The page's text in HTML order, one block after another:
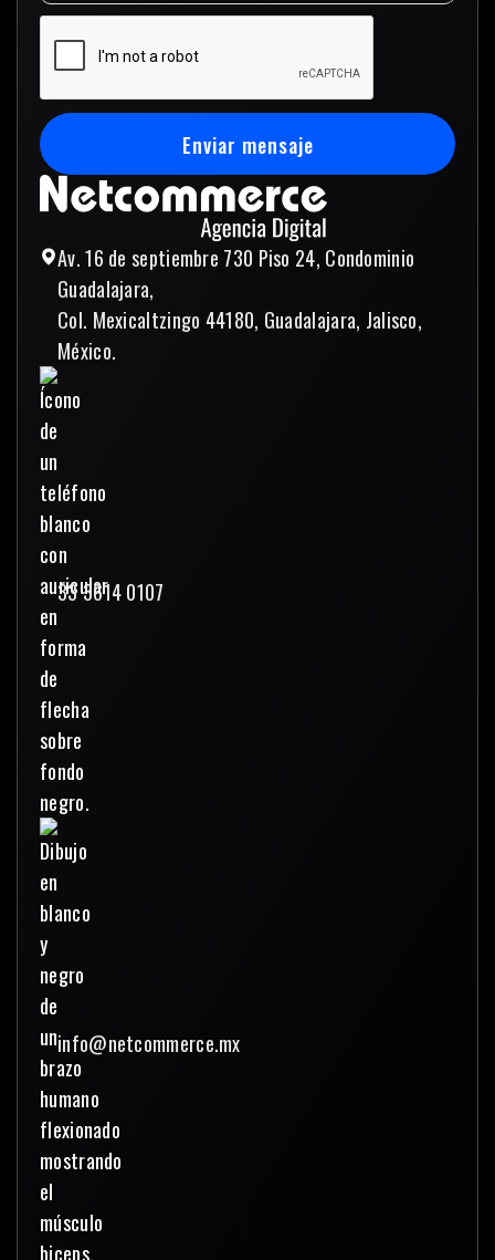
Av. 16 de septiembre 730 Piso 24, Condominio
Guadalajara,
Col. Mexicaltzingo 44180, Guadalajara, Jalisco,
México.
33 3614 0107
info@netcommerce.mx
Enviar mensaje
Enviar mensaje